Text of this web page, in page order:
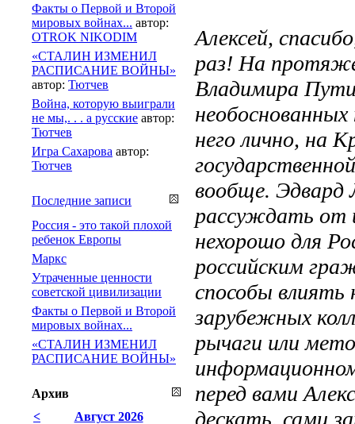
Алексей,
раз! На
Владимира
него лично, на
вообще. Эдвард
рассуждать от
нехорошо для
российским
способы влиять
зарубежных
рычаги или
перед вами
дескать, сами
Факты о Первой и Второй
мировых войнах... автор:
OTROK NIKODIM
«СТАЛИН ИЗМЕНИЛ
РАСПИСАНИЕ ВОЙНЫ»
автор: Тютчев
Война, которую выиграли
не мы,. . . а русские автор:
Тютчев
Игра Сахарова автор:
Тютчев
Последние записи
Россия - это такой плохой
ребенок Европы
Маркс
Утраченные ценности
советской цивилизации
Факты о Первой и Второй
мировых войнах...
«СТАЛИН ИЗМЕНИЛ
РАСПИСАНИЕ ВОЙНЫ»
Архив
<
Август 2026